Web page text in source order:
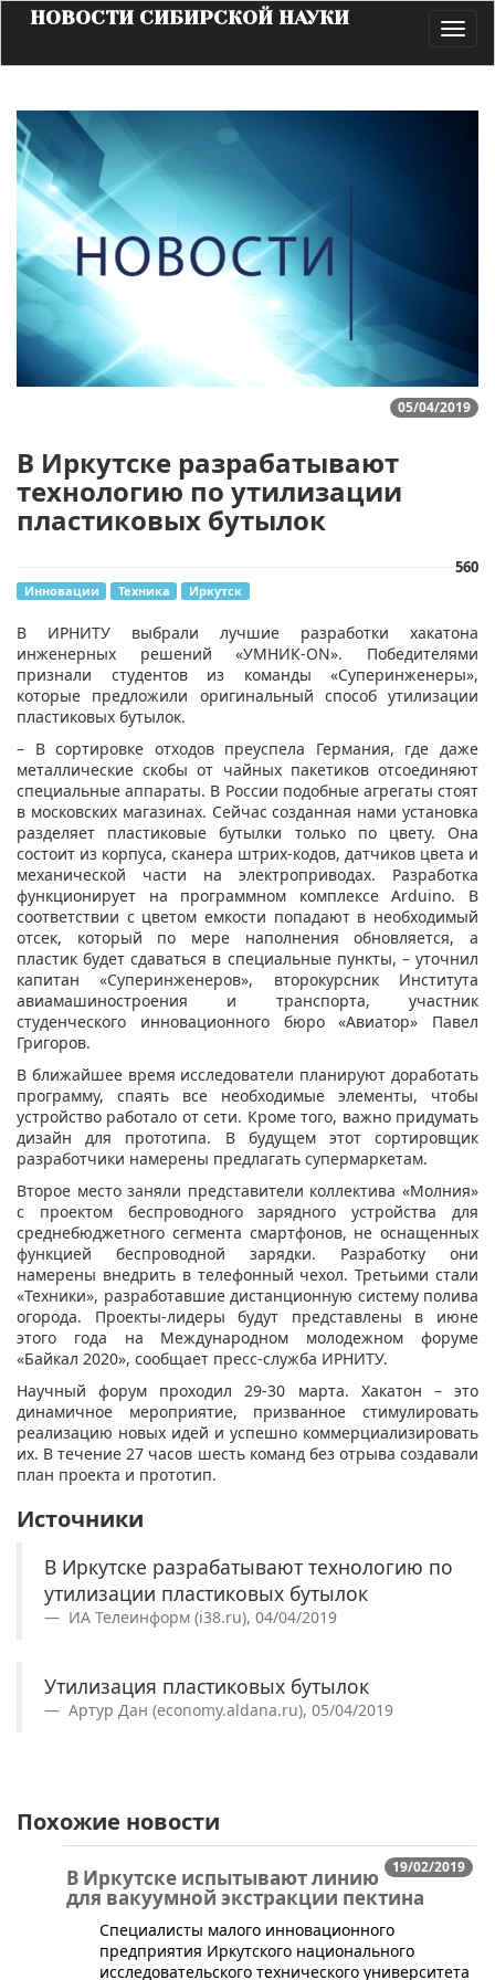
НОВОСТИ СИБИРСКОЙ НАУКИ
05/04/2019
В Иркутске разрабатывают
технологию по утилизации
пластиковых бутылок
560
Инновации Техника Иркутск
В ИРНИТУ выбрали лучшие разработки хакатона
инженерных решений «УМНИК-ON». Победителями
признали студентов из команды «Суперинженеры»,
которые предложили оригинальный способ утилизации
пластиковых бутылок.
– В сортировке отходов преуспела Германия, где даже
металлические скобы от чайных пакетиков отсоединяют
специальные аппараты. В России подобные агрегаты стоят
в московских магазинах. Сейчас созданная нами установка
разделяет пластиковые бутылки только по цвету. Она
состоит из корпуса, сканера штрих-кодов, датчиков цвета и
механической части на электроприводах. Разработка
функционирует на программном комплексе Arduino. В
соответствии с цветом емкости попадают в необходимый
отсек, который по мере наполнения обновляется, а
пластик будет сдаваться в специальные пункты, – уточнил
капитан «Суперинженеров», второкурсник Института
авиамашиностроения и транспорта, участник
студенческого инновационного бюро «Авиатор» Павел
Григоров.
В ближайшее время исследователи планируют доработать
программу, спаять все необходимые элементы, чтобы
устройство работало от сети. Кроме того, важно придумать
дизайн для прототипа. В будущем этот сортировщик
разработчики намерены предлагать супермаркетам.
Второе место заняли представители коллектива «Молния»
с проектом беспроводного зарядного устройства для
среднебюджетного сегмента смартфонов, не оснащенных
функцией беспроводной зарядки. Разработку они
намерены внедрить в телефонный чехол. Третьими стали
«Техники», разработавшие дистанционную систему полива
огорода. Проекты-лидеры будут представлены в июне
этого года на Международном молодежном форуме
«Байкал 2020», сообщает пресс-служба ИРНИТУ.
Научный форум проходил 29-30 марта. Хакатон – это
динамичное мероприятие, призванное стимулировать
реализацию новых идей и успешно коммерциализировать
их. В течение 27 часов шесть команд без отрыва создавали
план проекта и прототип.
Источники
В Иркутске разрабатывают технологию по
утилизации пластиковых бутылок
ИА Телеинформ (i38.ru), 04/04/2019
Утилизация пластиковых бутылок
Артур Дан (economy.aldana.ru), 05/04/2019
Похожие новости
19/02/2019
В Иркутске испытывают линию
для вакуумной экстракции пектина
​Специалисты малого инновационного
предприятия Иркутского национального
исследовательского технического университета